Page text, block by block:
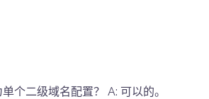
个二级域名配置？ A: 可以的。